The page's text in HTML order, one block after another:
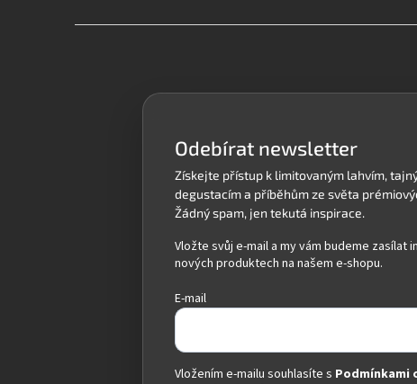
Odebírat newsletter
Vložte svůj e-mail a my vám budeme zasílat
nových produktech na našem e-shopu.
E-mail
Vložením e-mailu souhlasíte s Podmínkami